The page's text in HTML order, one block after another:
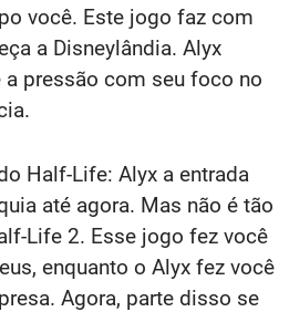
você. Este jogo faz com
a Disneylândia. Alyx
pressão com seu foco no
Half-Life: Alyx a entrada
até agora. Mas não é tão
Life 2. Esse jogo fez você
enquanto o Alyx fez você
Agora, parte disso se